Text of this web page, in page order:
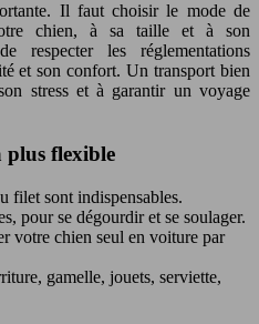
Il faut choisir le mode de
chien, à sa taille et à son
respecter les réglementations
et son confort. Un transport bien
stress et à garantir un voyage
flexible
filet sont indispensables.
pour se dégourdir et se soulager.
votre chien seul en voiture par
gamelle, jouets, serviette,